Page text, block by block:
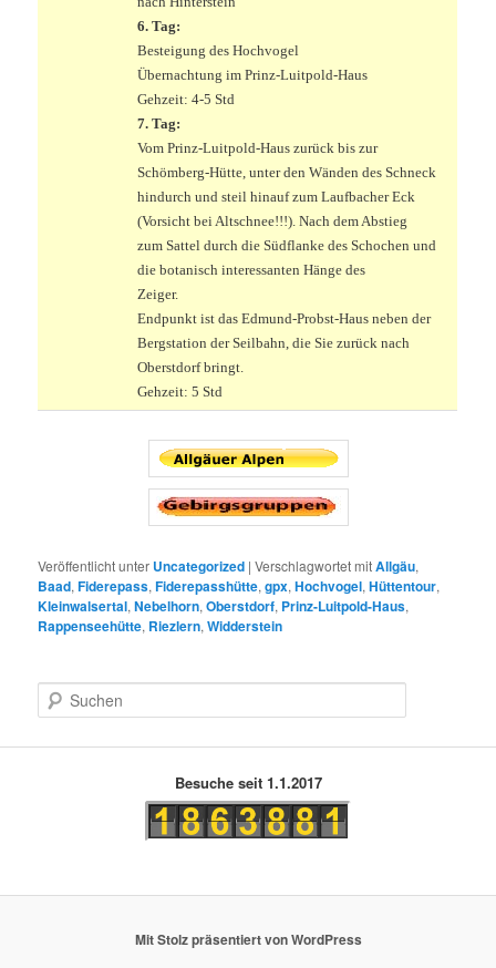
6. Tag:
Besteigung des Hochvogel
Übernachtung im Prinz-Luitpold-Haus
Gehzeit: 4-5 Std
7. Tag:
Vom Prinz-Luitpold-Haus zurück bis zur
Schömberg-Hütte, unter den Wänden des Schneck
hindurch und steil hinauf zum Laufbacher Eck
(Vorsicht bei Altschnee!!!). Nach dem Abstieg
zum Sattel durch die Südflanke des Schochen und
die botanisch interessanten Hänge des
Zeiger.
Endpunkt ist das Edmund-Probst-Haus neben der
Bergstation der Seilbahn, die Sie zurück nach
Oberstdorf bringt.
Gehzeit: 5 Std
Veröffentlicht unter Uncategorized |Verschlagwortet mitAllgäu,
Baad,Fiderepass,Fiderepasshütte,gpx,Hochvogel,Hüttentour,
Kleinwalsertal,Nebelhorn,Oberstdorf, Prinz-Luitpold-Haus,
Rappenseehütte, Riezlern,Widderstein
u
Besuche seit 1.1.2017
Mit Stolz präsentiert von WordPress